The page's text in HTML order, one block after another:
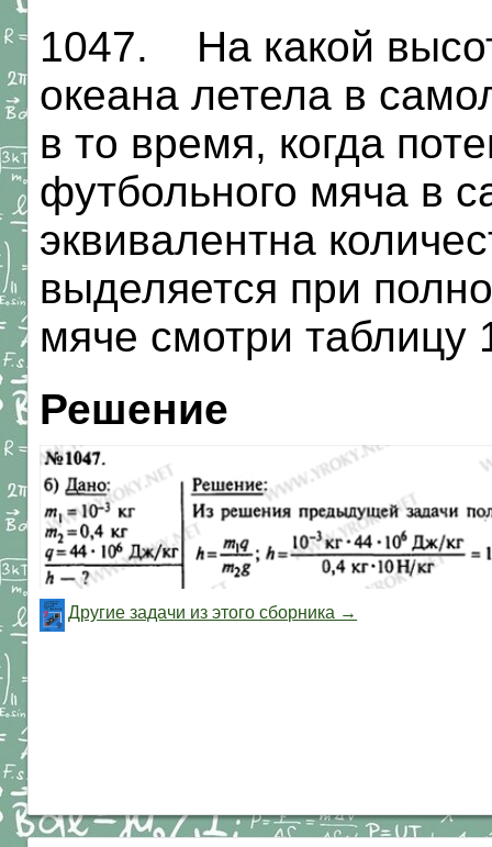
1047. На какой
океана летела в
в то время, когда
футбольного мяча в
эквивалентна
выделяется при
мяче смотри таблицу
Решение
Другие задачи из этого сборника →